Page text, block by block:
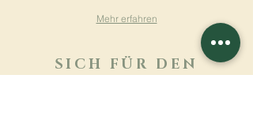
Mehr erfahren
SICH FÜR DEN